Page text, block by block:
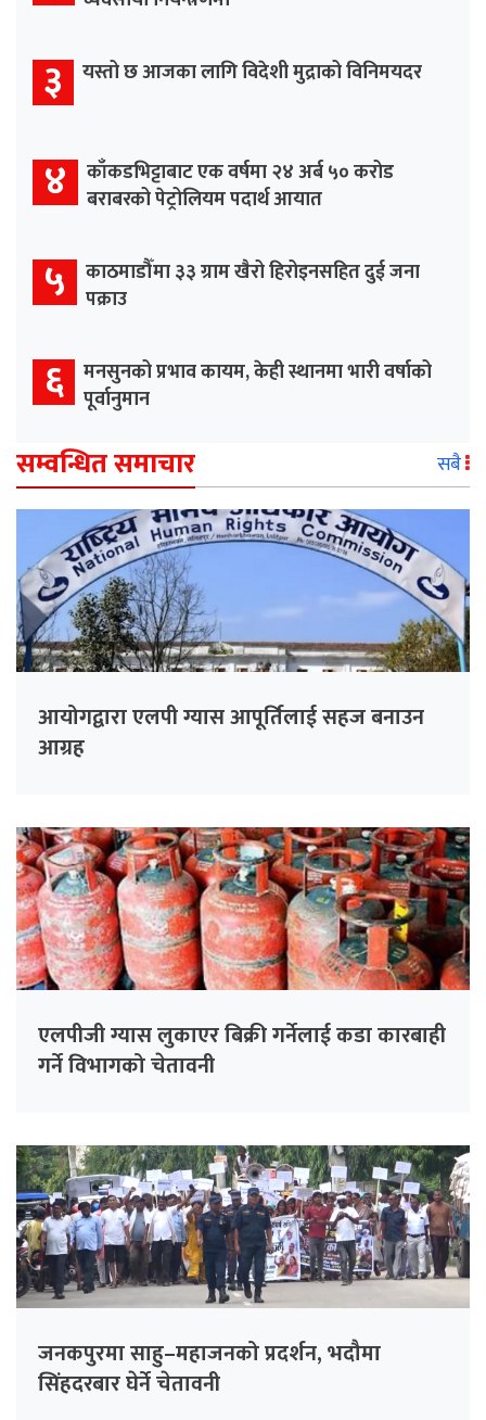
३ यस्तो छ आजका लागि विदेशी मुद्राको विनिमयदर
४ काँकडभिट्टाबाट एक वर्षमा २४ अर्ब ५० करोड
बराबरको पेट्रोलियम पदार्थ आयात
५ काठमाडौँमा ३३ ग्राम खैरो हिरोइनसहित दुई जना
पक्राउ
६ मनसुनको प्रभाव कायम, केही स्थानमा भारी वर्षाको
पूर्वानुमान
सम्वन्धित समाचार सबै
आयोगद्वारा एलपी ग्यास आपूर्तिलाई सहज बनाउन
आग्रह
एलपीजी ग्यास लुकाएर बिक्री गर्नेलाई कडा कारबाही
गर्ने विभागको चेतावनी
जनकपुरमा साहु–महाजनको प्रदर्शन, भदौमा
सिंहदरबार घेर्ने चेतावनी